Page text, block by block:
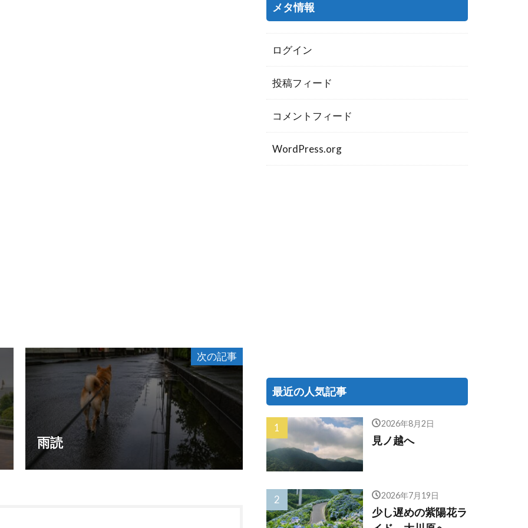
次の記事
雨読
メタ情報
ログイン
投稿フィード
コメントフィード
WordPress.org
最近の人気記事
2026年8月2日
見ノ越へ
2026年7月19日
少し遅めの紫陽花ラ